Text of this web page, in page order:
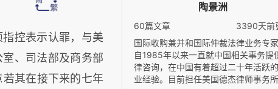
控表示认罪，与美
、司法部及商务部
其在接下来的七年
陶景洲
60篇文章
3390天前
国际收购兼并和国际仲裁法律业务专家
自1985年以来一直就中国相关事务提
律咨询，在中国有着超过二十年活跃
业经验。目前担任美国德杰律师事务